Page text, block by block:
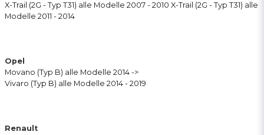
X-Trail (2G - Typ T31) alle Modelle 2007 - 2010 X-Trail (2G - Typ T31) alle
Modelle 2011 - 2014
Opel
Movano (Typ B) alle Modelle 2014 ->
Vivaro (Typ B) alle Modelle 2014 - 2019
Renault